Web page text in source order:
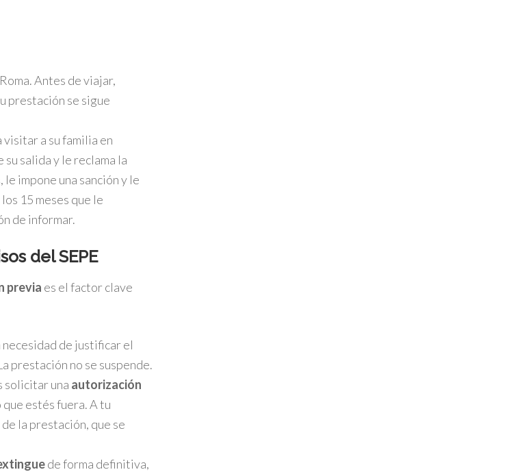
Antes de viajar,
prestación se sigue
visitar a su familia en
su salida y le reclama la
impone una sanción y le
15 meses que le
de informar.
del SEPE
previa es el factor clave
necesidad de justificar el
prestación no se suspende.
solicitar una autorización
estés fuera. A tu
la prestación, que se
de forma definitiva,